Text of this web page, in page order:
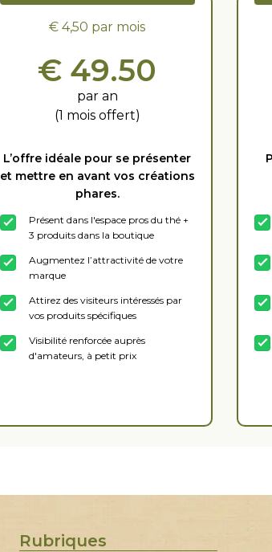
€ 4,50 par mois
€ 49.50
par an
(1 mois offert)
L’offre idéale pour se présenter
et mettre en avant vos créations
phares.
Présent dans l'espace pros du thé +
3 produits dans la boutique
Augmentez l’attractivité de votre
marque
Attirez des visiteurs intéressés par
vos produits spécifiques
Visibilité renforcée auprès
d'amateurs, à petit prix
Rubriques